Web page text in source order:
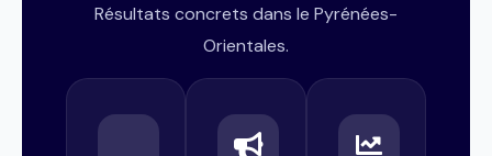
Résultats concrets dans le Pyrénées-
Orientales.